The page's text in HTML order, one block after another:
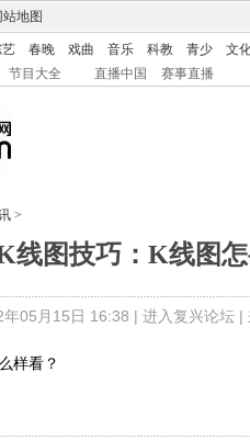
站地图
春晚 戏曲 音乐 科教 青少 文
节目大全 直播中国 赛事直播
>
线图技巧：K线图怎
年05月15日 16:38 | 进入复兴论坛|
样看？